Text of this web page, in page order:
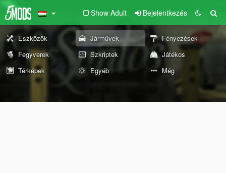
Show Adult Bejelentkezés
Eszközök Járművek
Fényezések
Fegyverek
Szkriptek
Játékos
Térképek
Egyéb Még